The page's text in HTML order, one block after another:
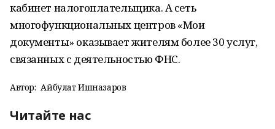
кабинет налогоплательщика. А сеть
многофункциональных центров «Мои
документы» оказывает жителям более 30 услуг,
связанных с деятельностью ФНС.
Автор: Айбулат Ишназаров
Читайте нас